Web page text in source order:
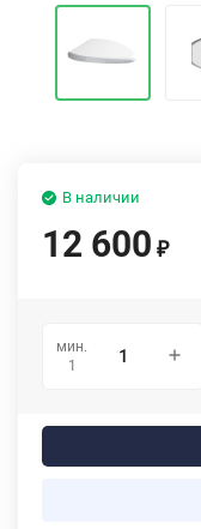
В наличии
12 600 ₽
мин.
1